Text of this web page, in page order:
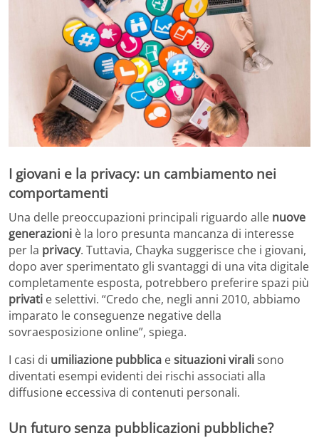
I giovani e la privacy: un cambiamento nei
comportamenti
Una delle preoccupazioni principali riguardo alle nuove
generazioni è la loro presunta mancanza di interesse
per la privacy. Tuttavia, Chayka suggerisce che i giovani,
dopo aver sperimentato gli svantaggi di una vita digitale
completamente esposta, potrebbero preferire spazi più
privati e selettivi. “Credo che, negli anni 2010, abbiamo
imparato le conseguenze negative della
sovraesposizione online”, spiega.
I casi di umiliazione pubblica esituazioni viralisono
diventati esempi evidenti dei rischi associati alla
diffusione eccessiva di contenuti personali.
Un futuro senza pubblicazioni pubbliche?